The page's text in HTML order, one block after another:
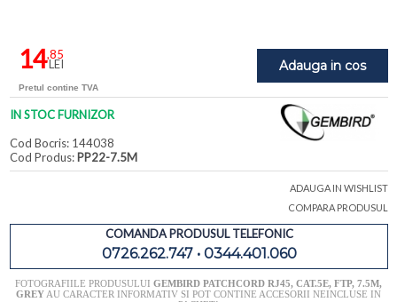
Adauga in cos
14,85
LEI
Pretul contine TVA
IN STOC FURNIZOR
Cod Bocris: 144038
Cod Produs: PP22-7.5M
ADAUGA IN WISHLIST
COMPARA PRODUSUL
COMANDA PRODUSUL TELEFONIC
0726.262.747 • 0344.401.060
FOTOGRAFIILE PRODUSULUI GEMBIRD PATCHCORD RJ45, CAT.5E, FTP, 7.5M,
GREYAU CARACTER INFORMATIV SI POT CONTINE ACCESORII NEINCLUSE IN